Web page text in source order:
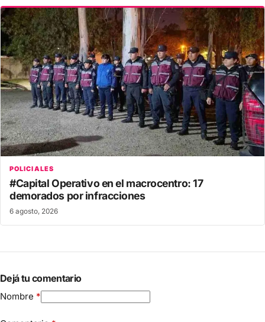
POLICIALES
#Capital Operativo en el macrocentro: 17
demorados por infracciones
6 agosto, 2026
Dejá tu comentario
Nombre *